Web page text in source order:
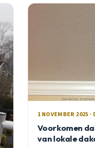
1 NOVEMBER 2025
Voorkomen
van lokale